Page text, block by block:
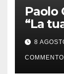
Paolo
“La
8
COMMENTO